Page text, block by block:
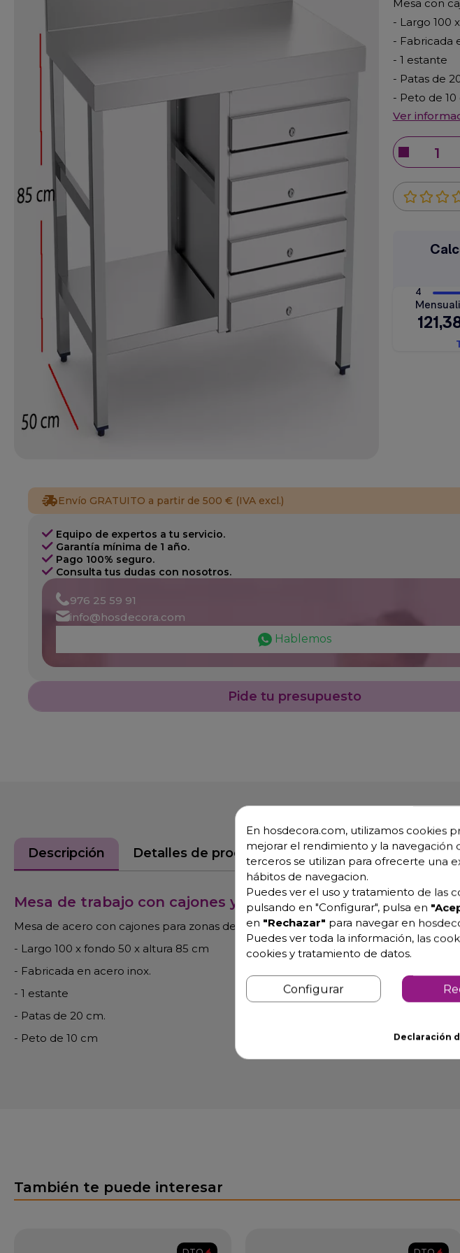
Mesa con
- Largo 100
- Fabricada
- 1 estante
- Patas de
- Peto de 10
Ver
Envío GRATUITO a partir de 500 € (IVA excl.)
Equipo de expertos a tu servicio.
Garantía mínima de 1 año.
Pago 100% seguro.
Consulta tus dudas con nosotros.
976 25 59 91
info@hosdecora.com
Hablemos
Pide tu presupuesto
Descripción Detalles de producto
Mesa de trabajo con cajones y estante 06-074202
Mesa de acero con cajones para zonas de trabajo
- Largo 100 x fondo 50 x altura 85 cm
- Fabricada en acero inox.
- 1 estante
- Patas de 20 cm.
- Peto de 10 cm
También te puede interesar
En hosdecora.com, utilizamos cookies
mejorar el rendimiento y la navegación
terceros se utilizan para ofrecerte una
hábitos de navegacion.
Puedes ver el uso y tratamiento de las
pulsando en "Configurar", pulsa en
en "Rechazar" para navegar en
Puedes ver toda la información, las
cookies y tratamiento de datos.
Configurar
Declaración